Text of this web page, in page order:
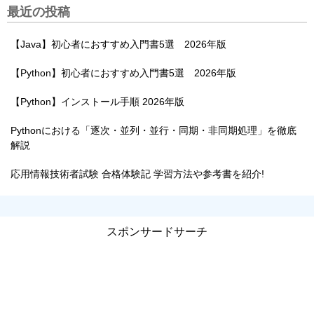
最近の投稿
【Java】初心者におすすめ入門書5選 2026年版
【Python】初心者におすすめ入門書5選 2026年版
【Python】インストール手順 2026年版
Pythonにおける「逐次・並列・並行・同期・非同期処理」を徹底
解説
応用情報技術者試験 合格体験記 学習方法や参考書を紹介!
スポンサードサーチ